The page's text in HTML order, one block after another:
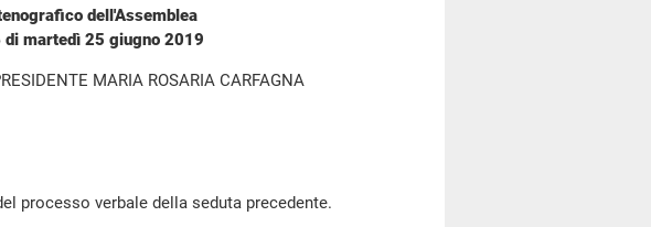
dell'Assemblea
di martedì 25 giugno 2019
MARIA ROSARIA CARFAGNA
processo verbale della seduta precedente.